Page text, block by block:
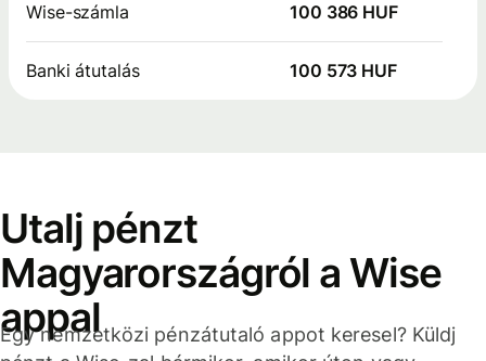
Wise-számla 100 386 HUF
Banki átutalás 100 573 HUF
Utalj pénzt
Magyarországról a Wise
appal
Egy nemzetközi pénzátutaló appot keresel? Küldj